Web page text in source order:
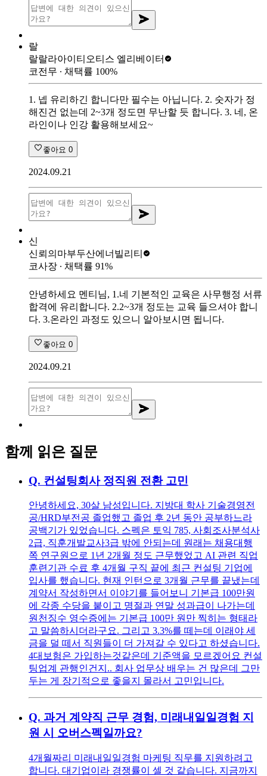
랄
랄랄라아이티 오티스 엘리베이터
코전무 ∙ 채택률 100%
1. 넵 유리하긴 합니다만 필수는 아닙니다. 2. 숫자가 정
해진건 없는데 2~3개 정도면 무난할 듯 합니다. 3. 네, 온
라인이나 인강 활용해보세요~
좋아요 0
2024.09.21
신
신뢰의마부두산에너빌리티
코사장 ∙ 채택률 91%
안녕하세요 멘티님, 1.네 기본적인 교육은 사무행정 서류
합격에 유리합니다. 2.2~3개 정도는 교육 들으셔야 합니
다. 3.온라인 과정도 있으니 알아보시면 됩니다.
좋아요 0
2024.09.21
함께 읽은 질문
Q. 컨설팅회사 정직원 전환 고민
안녕하세요, 30살 남성입니다. 지방대 학사 기술경영전
공/HRD부전공 졸업했고 졸업 후 2년 동안 공부하느라
공백기가 있었습니다. 스펙은 토익 785, 사회조사분석사
2급, 직훈개발교사3급 밖에 안되는데 원래는 채용대행
쪽 연구원으로 1년 2개월 정도 근무했었고 AI 관련 직업
훈련기관 수료 후 4개월 구직 끝에 최근 컨설팅 기업에
입사를 했습니다. 현재 인턴으로 3개월 근무를 끝냈는데
계약서 작성하면서 이야기를 들어보니 기본급 100만원
에 각종 수당을 붙이고 명절과 연말 성과급이 나가는데
원천징수 영수증에는 기본급 100만 원만 찍히는 형태라
고 말씀하시더라구요. 그리고 3.3%를 떼는데 이래야 세
금을 덜 떼서 직원들이 더 가져갈 수 있다고 하셨습니다.
4대보험은 가입하는것같은데 기준액을 모르겠어요 컨설
팅업계 관행인건지.. 회사 업무상 배우는 건 많은데 그만
두는 게 장기적으로 좋을지 몰라서 고민입니다.
Q. 과거 계약직 근무 경험, 미래내일일경험 지
원 시 오버스펙일까요?
4개월짜리 미래내일일경험 마케팅 직무를 지원하려고
합니다. 대기업이라 경쟁률이 셀 것 같습니다. 지금까지